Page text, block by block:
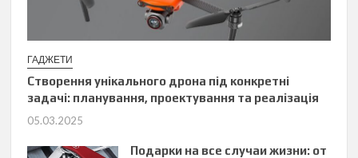
ГАДЖЕТИ
Створення унікального дрона під конкретні
задачі: планування, проектування та реалізація
05.03.2025
Подарки на все случаи жизни: от